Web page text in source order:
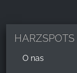
HARZSPOTS
O nas